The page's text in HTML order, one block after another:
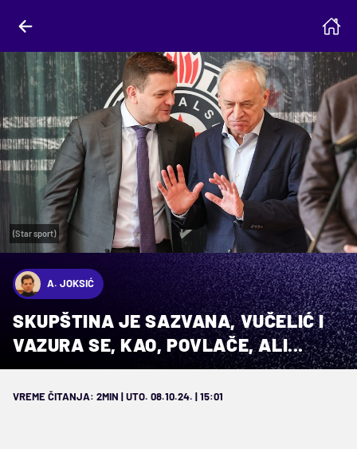
(Star sport)
A. JOKSIĆ
SKUPŠTINA JE SAZVANA, VUČELIĆ I
VAZURA SE, KAO, POVLAČE, ALI...
VREME ČITANJA: 2MIN | UTO. 08.10.24. | 15:01